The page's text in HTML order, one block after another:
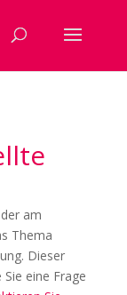
am
Thema
Dieser
eine Frage